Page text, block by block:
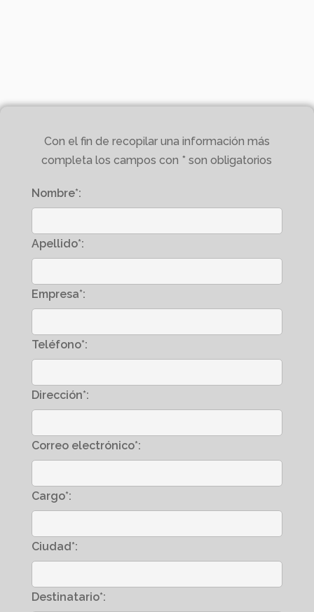
Con el fin de recopilar una información más
completa los campos con * son obligatorios
Nombre*:
Apellido*:
Empresa*:
Teléfono*:
Dirección*:
Correo electrónico*:
Cargo*:
Ciudad*:
Destinatario*: